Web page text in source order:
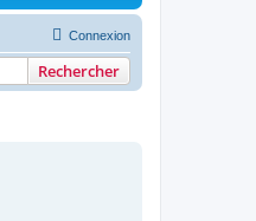
Connexion
Rechercher